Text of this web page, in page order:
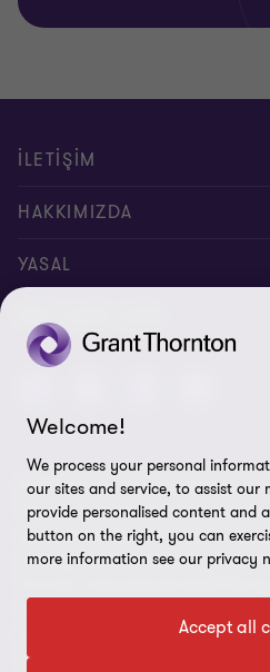
İLETİŞİM
Yöneticilerimiz
Bizimle İletişime Geçin
HAKKIMIZDA
Hakkımızda
YASAL
Kişisel Verilerin Korunması
Site Haritası
Çerez Tercihleri
BIZI TAKIP EDIN
© 2026 Grant Thornton Türkiye.
Thornton", Grant Thornton üye
çatısı altında denetim, vergi ve
markaya işaret etmektedir. Grant
kendi başlarına, bağımsız yasal
firmalar tarafından sağlanır. GTIL
Welcome!
We process your personal
our sites and service, to assist
provide personalised content and
button on the right, you can
more information see our privacy
Accept all